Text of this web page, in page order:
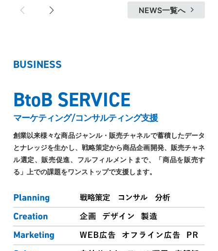
NEWS一覧へ
BUSINESS
BtoB SERVICE
マーケティング/コンサルティング支援
創業以来様々な商品ジャンル・販売チャネルで蓄積したデータ
とナレッジを生かし、戦略策定から商品企画開発、販売チャネ
ル選定、販売促進、フルフィルメントまで、「商品を販売す
る」上での課題をワンストップで支援します。